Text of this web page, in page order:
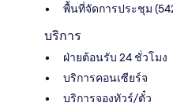
พื้นที่จัดการประชุม
บริการ
ฝ่ายต้อนรับ 24 ชั่วโมง
บริการคอนเซียร์จ
บริการจองทัวร์/ตั๋ว